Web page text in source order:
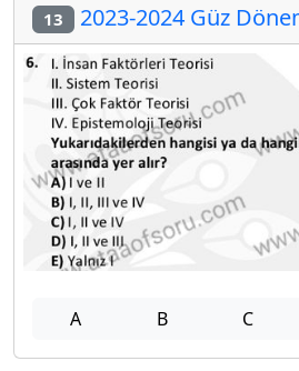
13 2023-2024 Güz
A B C